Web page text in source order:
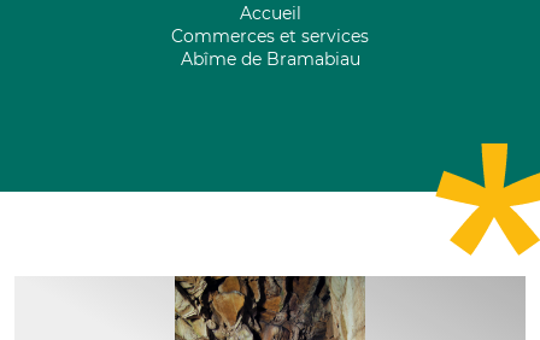
Accueil
Commerces et services
Abîme de Bramabiau